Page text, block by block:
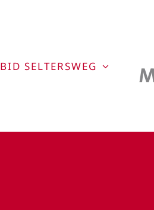
BID SELTERSWEG